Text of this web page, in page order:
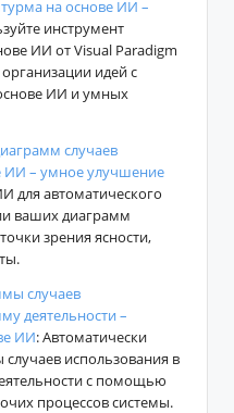
на основе ИИ –
инструмент
ИИ от Visual Paradigm
идей с
ИИ и умных
случаев
ИИ – умное улучшение
для автоматического
ваших диаграмм
зрения ясности,
случаев
деятельности –
ИИ: Автоматически
использования в
с помощью
процессов системы.